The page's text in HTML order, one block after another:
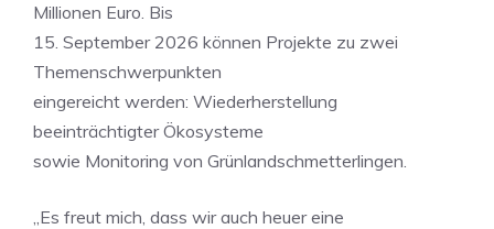
Millionen Euro. Bis
15. September 2026 können Projekte zu zwei
Themenschwerpunkten
eingereicht werden: Wiederherstellung
beeinträchtigter Ökosysteme
sowie Monitoring von Grünlandschmetterlingen.
„Es freut mich, dass wir auch heuer eine